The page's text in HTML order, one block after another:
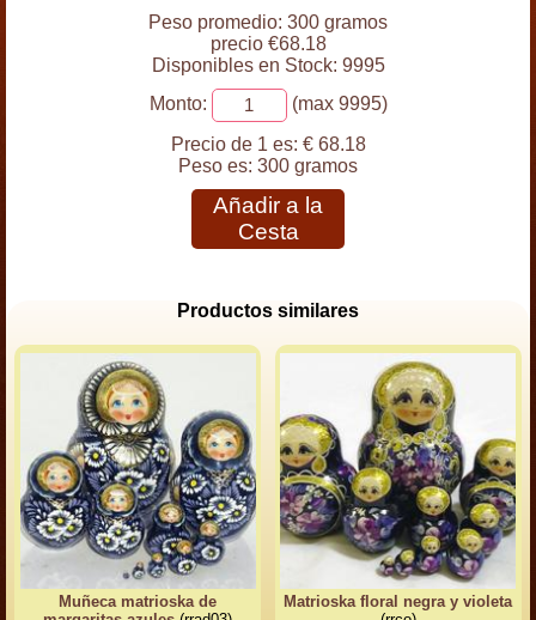
Peso promedio: 300 gramos
precio €68.18
Disponibles en Stock: 9995
Monto:
(max 9995)
Precio de 1 es: € 68.18
Peso es: 300 gramos
Añadir a la
Cesta
Productos similares
Muñeca matrioska de
Matrioska floral negra y violeta